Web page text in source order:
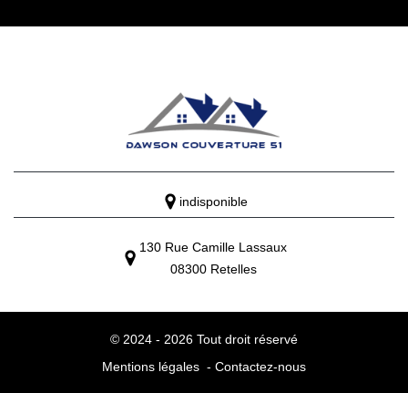
indisponible
130 Rue Camille Lassaux
08300 Retelles
© 2024 - 2026 Tout droit réservé
Mentions légales - Contactez-nous